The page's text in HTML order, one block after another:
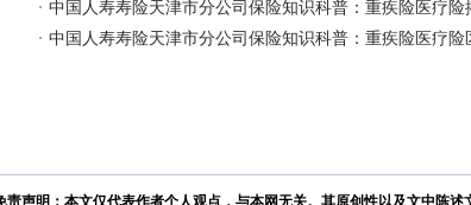
中国人寿寿险天津市分公司保险知识科普：重疾险医疗险
中国人寿寿险天津市分公司保险知识科普：重疾险医疗险
责声明：本文仅代表作者个人观点，与本网无关。其原创性以及文中陈